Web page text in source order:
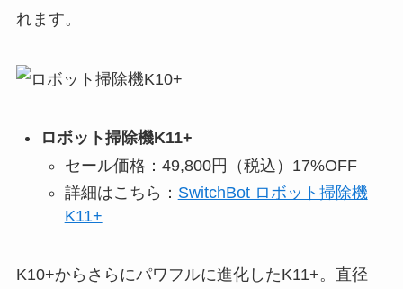
れます。
ロボット掃除機K11+
セール価格：49,800円（税込）17%OFF
詳細はこちら： SwitchBot ロボット掃除機
K11+
K10+からさらにパワフルに進化したK11+。直径